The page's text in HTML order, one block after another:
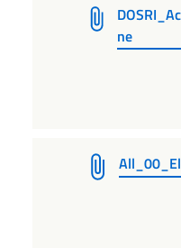
ne